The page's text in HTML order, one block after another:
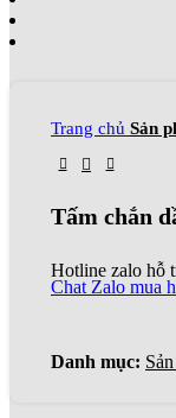
Trang chủ Sản
Tấm chắn
Hotline zalo hỗ
Chat Zalo mua
Danh mục: